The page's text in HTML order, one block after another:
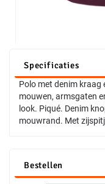
Specificaties
Polo met denim
mouwen, armsgaten
look. Piqué. Denim
mouwrand. Met
Bestellen